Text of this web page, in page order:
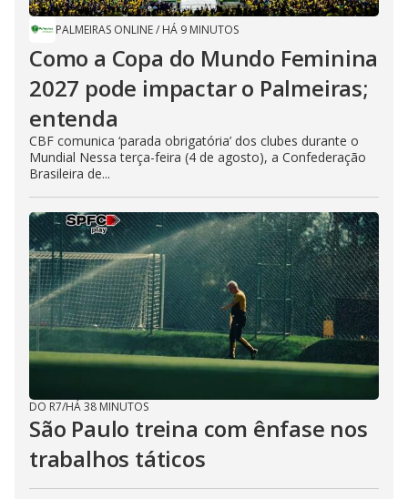
PALMEIRAS ONLINE/ HÁ 9 MINUTOS
Como a Copa do Mundo Feminina
2027 pode impactar o Palmeiras;
entenda
CBF comunica ‘parada obrigatória’ dos clubes durante o
Mundial Nessa terça-feira (4 de agosto), a Confederação
Brasileira de...
DO R7/HÁ 38 MINUTOS
São Paulo treina com ênfase nos
trabalhos táticos